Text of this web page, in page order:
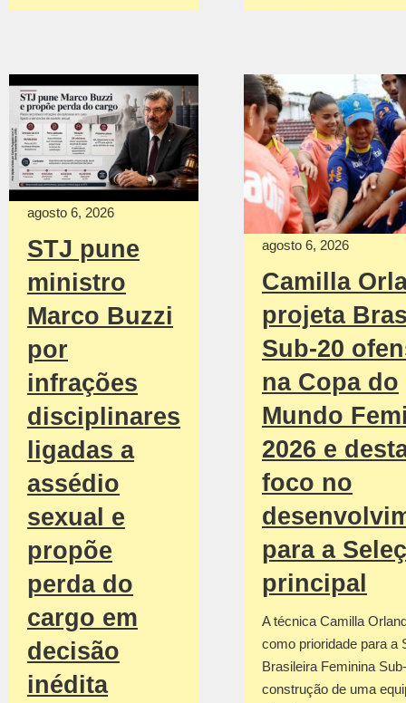
agosto 6, 2026
STJ pune
ministro
Marco Buzzi
por
infrações
disciplinares
ligadas a
assédio
sexual e
propõe
perda do
cargo em
decisão
inédita
agosto 6, 2026
Camilla
projeta
Sub-20
na Copa do
Mundo
2026 e
foco no
para a
principal
A técnica Camilla
como prioridade para a
Brasileira Feminina
construção de uma